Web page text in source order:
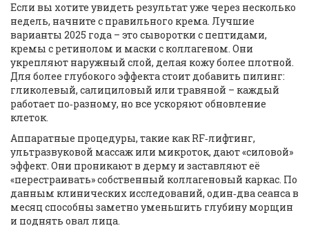
Если вы хотите увидеть результат уже через несколько
недель, начните с правильного крема. Лучшие
варианты 2025 года – это сыворотки с пептидами,
кремы с ретинолом и маски с коллагеном. Они
укрепляют наружный слой, делая кожу более плотной.
Для более глубокого эффекта стоит добавить пилинг:
гликолевый, салициловый или травяной – каждый
работает по‑разному, но все ускоряют обновление
клеток.
Аппаратные процедуры, такие как RF‑лифтинг,
ультразвуковой массаж или микроток, дают «силовой»
эффект. Они проникают в дерму и заставляют её
«перестраивать» собственный коллагеновый каркас. По
данным клинических исследований, один‑два сеанса в
месяц способны заметно уменьшить глубину морщин
и поднять овал лица.